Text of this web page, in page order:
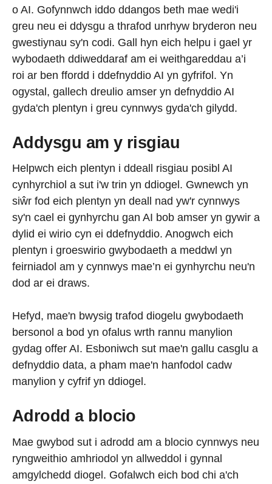
o AI. Gofynnwch iddo ddangos beth mae wedi'i
greu neu ei ddysgu a thrafod unrhyw bryderon neu
gwestiynau sy'n codi. Gall hyn eich helpu i gael yr
wybodaeth ddiweddaraf am ei weithgareddau a’i
roi ar ben ffordd i ddefnyddio AI yn gyfrifol. Yn
ogystal, gallech dreulio amser yn defnyddio AI
gyda'ch plentyn i greu cynnwys gyda'ch gilydd.
Addysgu am y risgiau
Helpwch eich plentyn i ddeall risgiau posibl AI
cynhyrchiol a sut i'w trin yn ddiogel. Gwnewch yn
siŵr fod eich plentyn yn deall nad yw'r cynnwys
sy'n cael ei gynhyrchu gan AI bob amser yn gywir a
dylid ei wirio cyn ei ddefnyddio. Anogwch eich
plentyn i groeswirio gwybodaeth a meddwl yn
feirniadol am y cynnwys mae’n ei gynhyrchu neu'n
dod ar ei draws.
Hefyd, mae'n bwysig trafod diogelu gwybodaeth
bersonol a bod yn ofalus wrth rannu manylion
gydag offer AI. Esboniwch sut mae'n gallu casglu a
defnyddio data, a pham mae'n hanfodol cadw
manylion y cyfrif yn ddiogel.
Adrodd a blocio
Mae gwybod sut i adrodd am a blocio cynnwys neu
ryngweithio amhriodol yn allweddol i gynnal
amgylchedd diogel. Gofalwch eich bod chi a'ch